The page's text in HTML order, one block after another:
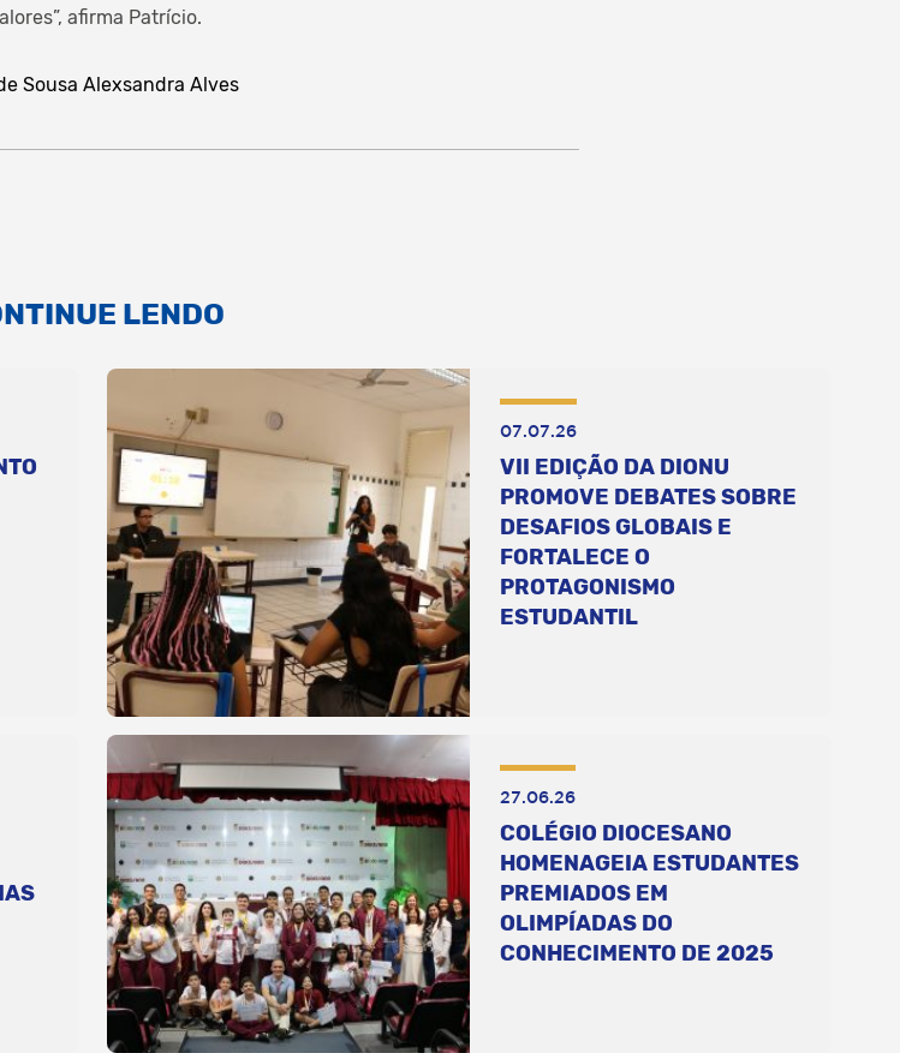
afirma Patrício.
Sousa Alexsandra Alves
LENDO
07.07.26
VII EDIÇÃO DA DIONU
PROMOVE DEBATES SOBRE
DESAFIOS GLOBAIS E
FORTALECE O
PROTAGONISMO
ESTUDANTIL
27.06.26
COLÉGIO DIOCESANO
HOMENAGEIA ESTUDANTES
PREMIADOS EM
OLIMPÍADAS DO
CONHECIMENTO DE 2025